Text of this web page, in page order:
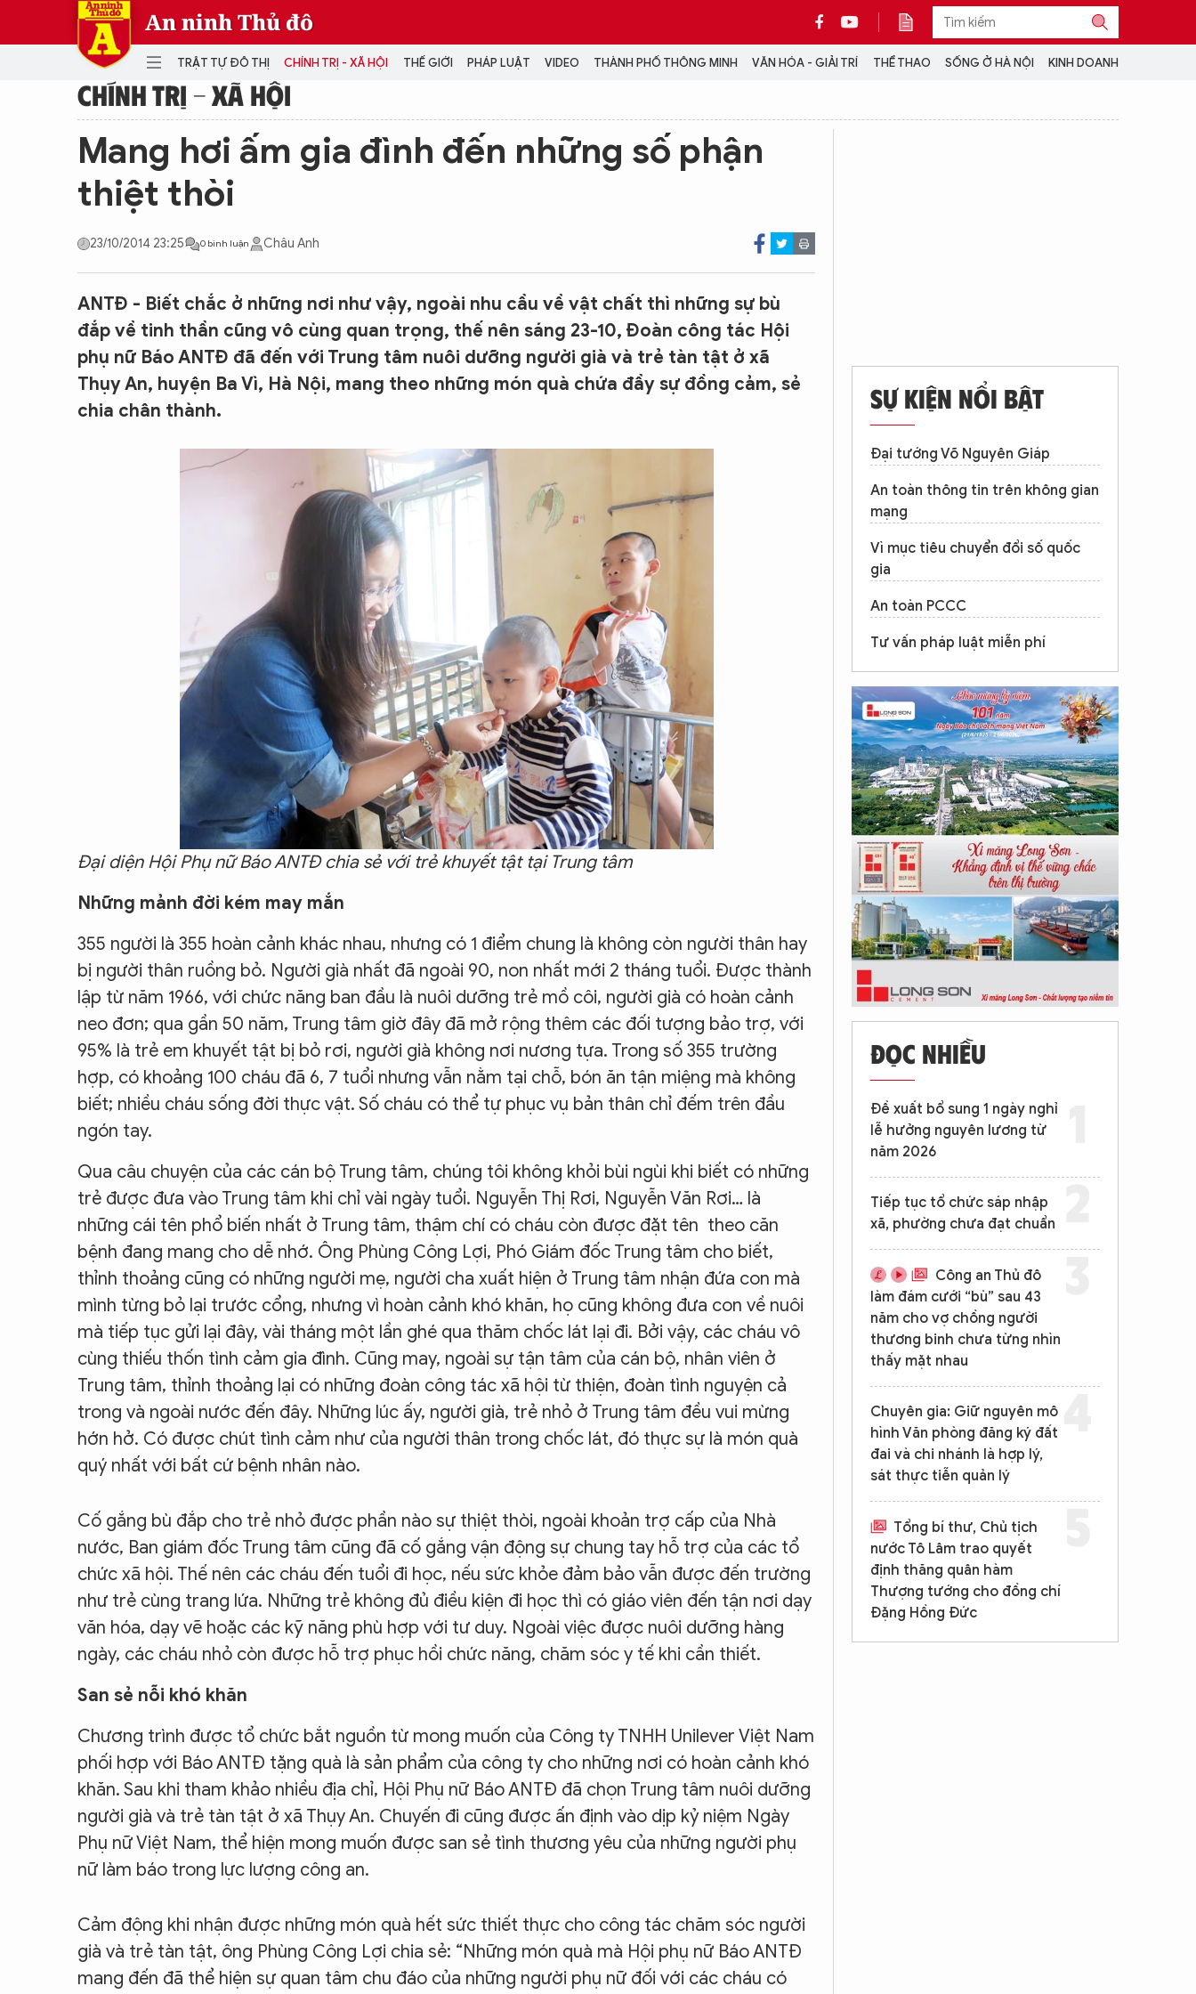
An ninh Thủ đô
TRẬT TỰ ĐÔ THỊ CHÍNH TRỊ - XÃ HỘI THẾ GIỚI PHÁP LUẬT VIDEO THÀNH PHỐ THÔNG MINH VĂN HÓA - GIẢI TRÍ THỂ THAO SỐNG Ở HÀ NỘI KINH DOANH
TRẬT TỰ ĐÔ THỊ
THẾ GIỚI
THÀNH PHỐ THÔNG MINH
THỂ THAO
SỐNG Ở HÀ NỘI
KINH DOANH
MULTIMEDIA
Podcast
Video
CON ĐƯỜNG KHỞI NGHIỆP
LỊCH VẠN SỰ
CHÍNH TRỊ - XÃ HỘI
Mang hơi ấm gia đình đến những số phận
thiệt thòi
23/10/2014 23:25 0 bình luận Châu Anh
ANTĐ - Biết chắc ở những nơi như vậy, ngoài nhu cầu về vật chất thì những sự bù
đắp về tinh thần cũng vô cùng quan trọng, thế nên sáng 23-10, Đoàn công tác Hội
phụ nữ Báo ANTĐ đã đến với Trung tâm nuôi dưỡng người già và trẻ tàn tật ở xã
Thụy An, huyện Ba Vì, Hà Nội, mang theo những món quà chứa đầy sự đồng cảm, sẻ
chia chân thành.
Đại diện Hội Phụ nữ Báo ANTĐ chia sẻ với trẻ khuyết tật tại Trung tâm
Những mảnh đời kém may mắn
355 người là 355 hoàn cảnh khác nhau, nhưng có 1 điểm chung là không còn người thân hay
bị người thân ruồng bỏ. Người già nhất đã ngoài 90, non nhất mới 2 tháng tuổi. Được thành
lập từ năm 1966, với chức năng ban đầu là nuôi dưỡng trẻ mồ côi, người già có hoàn cảnh
neo đơn; qua gần 50 năm, Trung tâm giờ đây đã mở rộng thêm các đối tượng bảo trợ, với
95% là trẻ em khuyết tật bị bỏ rơi, người già không nơi nương tựa. Trong số 355 trường
hợp, có khoảng 100 cháu đã 6, 7 tuổi nhưng vẫn nằm tại chỗ, bón ăn tận miệng mà không
biết; nhiều cháu sống đời thực vật. Số cháu có thể tự phục vụ bản thân chỉ đếm trên đầu
ngón tay.
Qua câu chuyện của các cán bộ Trung tâm, chúng tôi không khỏi bùi ngùi khi biết có những
trẻ được đưa vào Trung tâm khi chỉ vài ngày tuổi. Nguyễn Thị Rơi, Nguyễn Văn Rơi… là
những cái tên phổ biến nhất ở Trung tâm, thậm chí có cháu còn được đặt tên theo căn
bệnh đang mang cho dễ nhớ. Ông Phùng Công Lợi, Phó Giám đốc Trung tâm cho biết,
thỉnh thoảng cũng có những người mẹ, người cha xuất hiện ở Trung tâm nhận đứa con mà
mình từng bỏ lại trước cổng, nhưng vì hoàn cảnh khó khăn, họ cũng không đưa con về nuôi
mà tiếp tục gửi lại đây, vài tháng một lần ghé qua thăm chốc lát lại đi. Bởi vậy, các cháu vô
cùng thiếu thốn tình cảm gia đình. Cũng may, ngoài sự tận tâm của cán bộ, nhân viên ở
Trung tâm, thỉnh thoảng lại có những đoàn công tác xã hội từ thiện, đoàn tình nguyện cả
trong và ngoài nước đến đây. Những lúc ấy, người già, trẻ nhỏ ở Trung tâm đều vui mừng
hớn hở. Có được chút tình cảm như của người thân trong chốc lát, đó thực sự là món quà
quý nhất với bất cứ bệnh nhân nào.
Cố gắng bù đắp cho trẻ nhỏ được phần nào sự thiệt thòi, ngoài khoản trợ cấp của Nhà
nước, Ban giám đốc Trung tâm cũng đã cố gắng vận động sự chung tay hỗ trợ của các tổ
chức xã hội. Thế nên các cháu đến tuổi đi học, nếu sức khỏe đảm bảo vẫn được đến trường
như trẻ cùng trang lứa. Những trẻ không đủ điều kiện đi học thì có giáo viên đến tận nơi dạy
văn hóa, dạy vẽ hoặc các kỹ năng phù hợp với tư duy. Ngoài việc được nuôi dưỡng hàng
ngày, các cháu nhỏ còn được hỗ trợ phục hồi chức năng, chăm sóc y tế khi cần thiết.
San sẻ nỗi khó khăn
Chương trình được tổ chức bắt nguồn từ mong muốn của Công ty TNHH Unilever Việt Nam
phối hợp với Báo ANTĐ tặng quà là sản phẩm của công ty cho những nơi có hoàn cảnh khó
khăn. Sau khi tham khảo nhiều địa chỉ, Hội Phụ nữ Báo ANTĐ đã chọn Trung tâm nuôi dưỡng
người già và trẻ tàn tật ở xã Thụy An. Chuyến đi cũng được ấn định vào dịp kỷ niệm Ngày
Phụ nữ Việt Nam, thể hiện mong muốn được san sẻ tình thương yêu của những người phụ
nữ làm báo trong lực lượng công an.
Cảm động khi nhận được những món quà hết sức thiết thực cho công tác chăm sóc người
già và trẻ tàn tật, ông Phùng Công Lợi chia sẻ: “Những món quà mà Hội phụ nữ Báo ANTĐ
mang đến đã thể hiện sự quan tâm chu đáo của những người phụ nữ đối với các cháu có
SỰ KIỆN NỔI BẬT
Đại tướng Võ Nguyên Giáp
An toàn thông tin trên không gian
mạng
Vì mục tiêu chuyển đổi số quốc
gia
An toàn PCCC
Tư vấn pháp luật miễn phí
ĐỌC NHIỀU
Đề xuất bổ sung 1 ngày nghỉ
lễ hưởng nguyên lương từ
năm 2026
Tiếp tục tổ chức sáp nhập
xã, phường chưa đạt chuẩn
Công an Thủ đô
làm đám cưới “bù” sau 43
năm cho vợ chồng người
thương binh chưa từng nhìn
thấy mặt nhau
Chuyên gia: Giữ nguyên mô
hình Văn phòng đăng ký đất
đai và chi nhánh là hợp lý,
sát thực tiễn quản lý
Tổng bí thư, Chủ tịch
nước Tô Lâm trao quyết
định thăng quân hàm
Thượng tướng cho đồng chí
Đặng Hồng Đức